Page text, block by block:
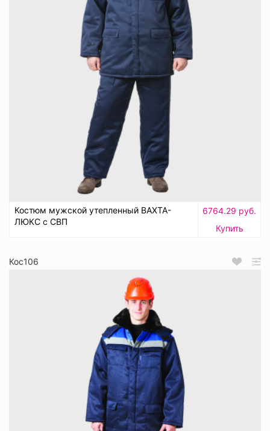
Костюм мужской утепленный ВАХТА-
ЛЮКС с СВП
6764.29 руб.
Купить
Кос106